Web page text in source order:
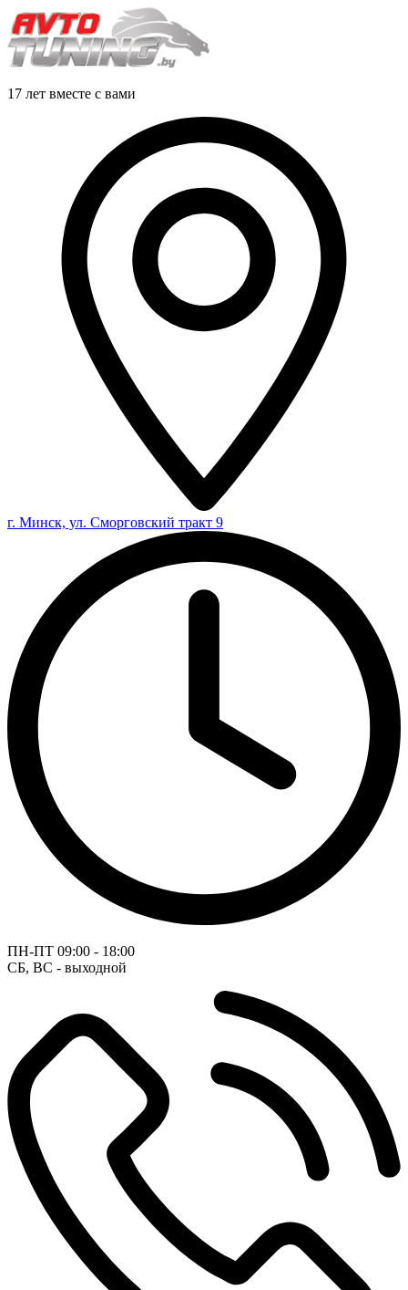
17 лет вместе с вами
г. Минск, ул. Сморговский тракт 9
ПН-ПТ 09:00 - 18:00
СБ, ВС - выходной